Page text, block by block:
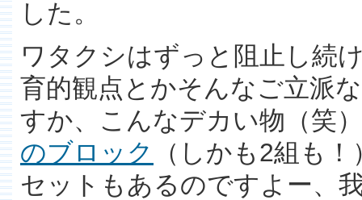
した。
ワタクシはずっと阻止し続
育的観点とかそんなご立派
すか、こんなデカい物（笑
のブロック
（しかも2組も
セットもあるのですよー、